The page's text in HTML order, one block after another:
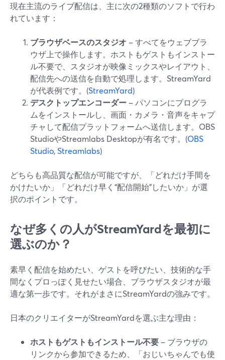
現在主流のライブ配信は、主に次の2種類のソフトで行わ
れています：
ブラウザベースのスタジオ – すべてをウェブブラ
ウザ上で操作します。ホストもゲストもインストー
ル不要で、スタジオが映像ミックスやレイアウト、
配信先への送信を自動で処理します。StreamYard
が代表例です。(StreamYard)
デスクトップエンコーダー – パソコンにプログラ
ムをインストールし、画面・カメラ・音声をキャプ
チャして配信プラットフォームへ送信します。OBS
StudioやStreamlabs Desktopが有名です。(OBS
Studio,Streamlabs)
どちらも高品質な配信が可能ですが、「どれだけ手間を
かけたいか」「どれだけ早く“配信開始”したいか」が選
択のポイントです。
なぜ多くの人がStreamYardを最初に
選ぶのか？
素早く配信を始めたい、ゲストを呼びたい、技術的な手
間なくプロっぽく見せたい場合、ブラウザスタジオが最
適な第一歩です。それがまさにStreamYardの強みです。
日本のクリエイターがStreamYardを選ぶ主な理由：
ホストもゲストもインストール不要 – ブラウザの
リンクから参加できるため、「おじいちゃんでも使